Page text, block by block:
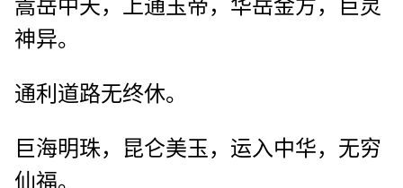
嵩岳中天，上通玉帝，华岳金方，巨灵
神异。
通利道路无终休。
巨海明珠，昆仑美玉，运入中华，无穷
仙福。